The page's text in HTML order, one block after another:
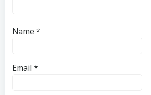
Name *
Email *